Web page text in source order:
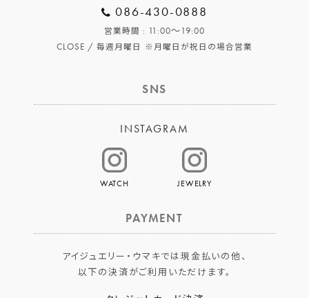
086-430-0888
営業時間 : 11:00～19:00
CLOSE /毎週月曜日 ※月曜日が祝日の場合営業
SNS
INSTAGRAM
WATCH JEWELRY
PAYMENT
アイジュエリー・ウマキでは現金払いの他、
以下の決済がご利用いただけます。